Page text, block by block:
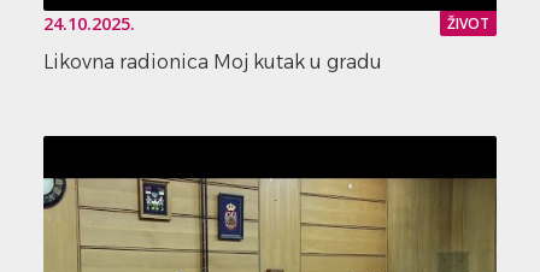
24.10.2025. ŽIVOT
Likovna radionica Moj kutak u gradu